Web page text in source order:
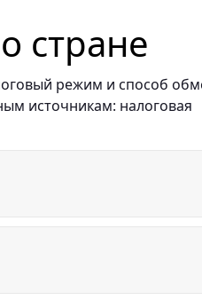
стране
режим и способ
источникам: налоговая